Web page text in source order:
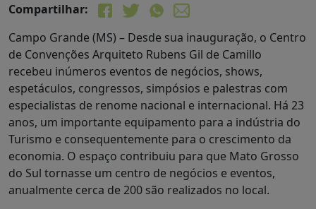
Compartilhar:
Campo Grande (MS) – Desde sua inauguração, o Centro
de Convenções Arquiteto Rubens Gil de Camillo
recebeu inúmeros eventos de negócios, shows,
espetáculos, congressos, simpósios e palestras com
especialistas de renome nacional e internacional. Há 23
anos, um importante equipamento para a indústria do
Turismo e consequentemente para o crescimento da
economia. O espaço contribuiu para que Mato Grosso
do Sul tornasse um centro de negócios e eventos,
anualmente cerca de 200 são realizados no local.